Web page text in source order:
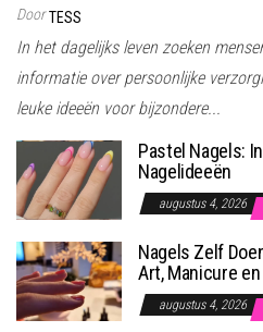
Door TESS
In het dagelijks leven zoeken
informatie over persoonlijke
leuke ideeën voor bijzondere...
Pastel Nagels:
Nagelideeën
augustus 4, 2026
Nagels Zelf
Art, Manicure
augustus 4, 2026